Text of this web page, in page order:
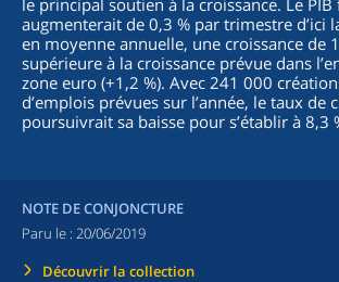
le principal soutien à la croissance. Le PIB
augmenterait de 0,3 % par trimestre d’ici
en moyenne annuelle, une croissance de
supérieure à la croissance prévue dans
zone euro (+1,2 %). Avec 241 000
d’emplois prévues sur l’année, le taux de
poursuivrait sa baisse pour s’établir à 8,3
NOTE DE CONJONCTURE
Paru le : 20/06/2019
Découvrir la collection